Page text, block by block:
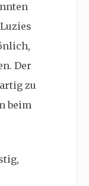
Der
zu
beim